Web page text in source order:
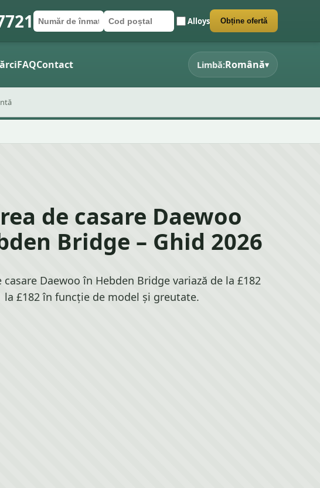
Număr de înmatriculare
Cod poștal Alloys
Trimite formularul Obține ofertă
FAQContact Limbă:Română▾
de casare Daewoo
Bridge – Ghid 2026
casare Daewoo în Hebden Bridge variază de la £182
la £182 în funcție de model și greutate.